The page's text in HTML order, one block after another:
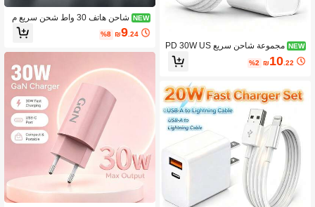
NEW
مجموعة شاحن سريع PD 30W US
B-C، محول شاحن حائط مع كابل شحن
سريع USB-C إلى USB-C مضفر، متواف
₪10 .22
%2
NEW
شاحن هاتف 30 واط شحن سريع م
حول حائط + كابل شحن سريع نقل بيانات
عالي الكفاءة بطول 3.3 قدم/100 سم مت
₪9.24
%8